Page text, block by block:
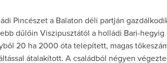
Pincészet a Balaton déli partján
dűlőin Viszipusztától a holládi Bari-hegyig
20 ha 2000 óta telepített, magas
átalakított. A családból négyen